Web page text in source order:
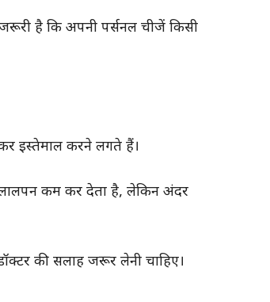
है कि अपनी पर्सनल चीजें किसी
इस्तेमाल करने लगते हैं।
लालपन कम कर देता है, लेकिन अंदर
की सलाह जरूर लेनी चाहिए।